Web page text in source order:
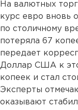
На валютных
курс евро вновь
по столичному
потеряла 67
передает
Доллар США к
копеек и стал
Эксперты
оказывают